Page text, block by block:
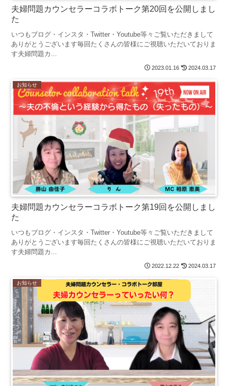
夫婦問題カウンセラーコラボトーク第20回を公開しまし
た
いつもブログ・インスタ・Twitter・Youtube等々ご覧いただきまして
ありがとうございます毎回たくさんの皆様にご視聴いただいておりま
す夫婦問題カ...
2023.01.16 2024.03.17
お知らせ
夫婦問題カウンセラーコラボトーク第19回を公開しまし
た
いつもブログ・インスタ・Twitter・Youtube等々ご覧いただきまして
ありがとうございます毎回たくさんの皆様にご視聴いただいておりま
す夫婦問題カ...
2022.12.22 2024.03.17
お知らせ